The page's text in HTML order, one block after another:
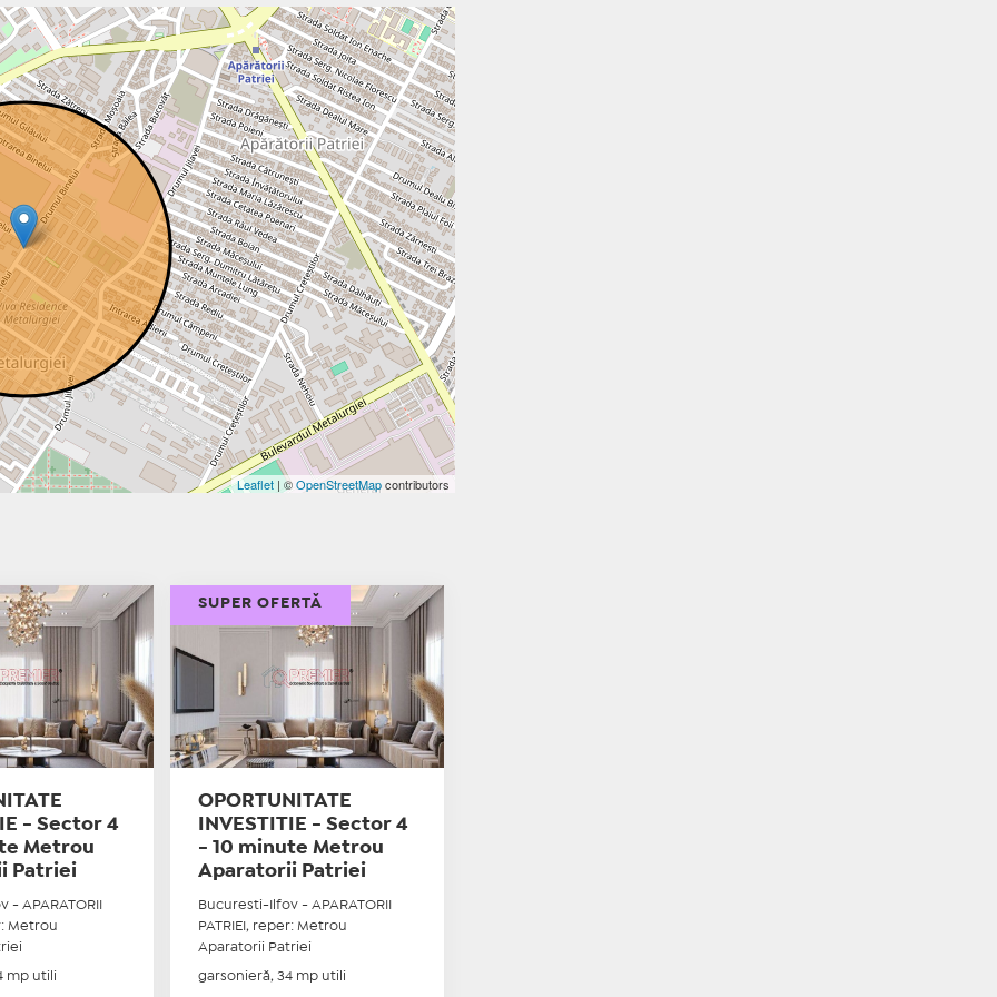
Leaflet| ©OpenStreetMapcontributors
- Sector 4
Metrou
Patriei
APARATORII
Metrou
mp utili
OPORTUNITATE
INVESTITIE - Sector 4
- 10 minute Metrou
Aparatorii Patriei
Bucuresti-Ilfov - APARATORII
PATRIEI, reper: Metrou
Aparatorii Patriei
garsonieră, 34 mp utili
SUPER OFERTĂ